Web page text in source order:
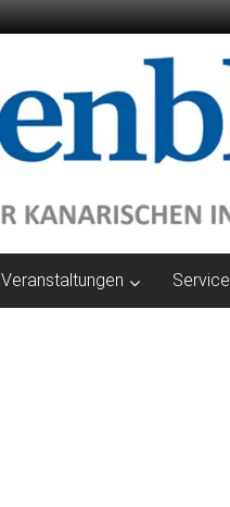
Veranstaltungen Service